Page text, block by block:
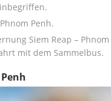
Penh.
Siem Reap – Phnom
mit dem Sammelbus.